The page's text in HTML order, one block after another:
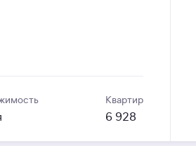
Квартир
6 928